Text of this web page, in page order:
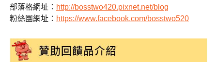
部落格網址： http://bosstwo420.pixnet.net/blog
粉絲團網址： https://www.facebook.com/bosstwo520